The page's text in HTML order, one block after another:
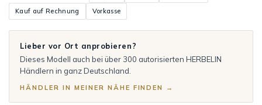
Kauf auf Rechnung Vorkasse
Lieber vor Ort anprobieren?
Dieses Modell auch bei über 300 autorisierten HERBELIN
Händlern in ganz Deutschland.
HÄNDLER IN MEINER NÄHE FINDEN →